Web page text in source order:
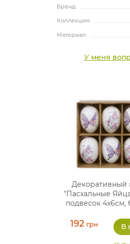
Бренд:
Коллекция:
Материал:
У меня
Декоративный
"Пасхальные
подвесок 4х6см,
192 грн